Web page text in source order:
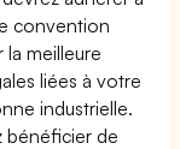
convention
meilleure
liées à votre
industrielle.
bénéficier de